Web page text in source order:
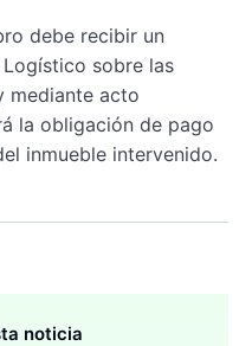
debe recibir un
sobre las
mediante acto
la obligación de pago
inmueble intervenido.
noticia